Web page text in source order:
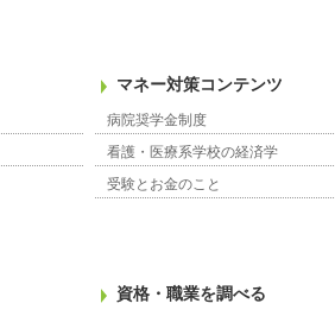
マネー対策コンテンツ
病院奨学金制度
看護・医療系学校の経済学
受験とお金のこと
資格・職業を調べる